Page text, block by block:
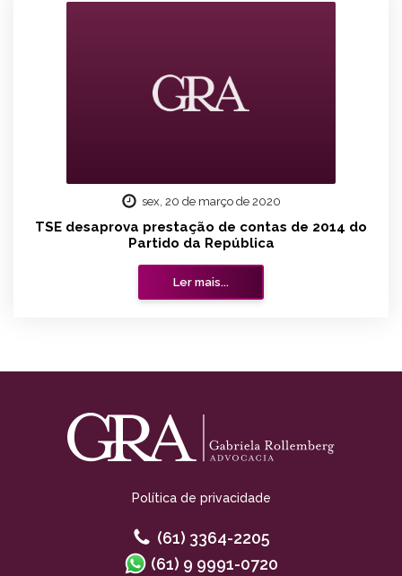
sex, 20 de março de 2020
TSE desaprova prestação de contas de 2014 do
Partido da República
Ler mais...
Política de privacidade
(61) 3364-2205
(61) 9 9991-0720